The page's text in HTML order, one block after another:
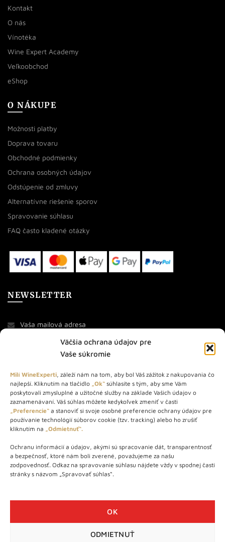
Väčšia ochrana údajov pre
Vaše súkromie
Milí WineExperti, záleží nám na tom, aby bol Váš zážitok z nakupovania čo
najlepší. Kliknutím na tlačidlo „Ok“ súhlasíte s tým, aby sme Vám
poskytovali zmysluplné a užitočné služby na základe Vašich údajov o
zaznamenávaní. Váš súhlas môžete kedykoľvek zmeniť v časti
„Preferencie“ a stanoviť si svoje osobné preferencie ochrany údajov pre
používanie technológií súborov cookie (tzv. tracking) alebo ho zrušiť
kliknutím na „Odmietnuť“.
Ochranu informácií a údajov, akými sú spracovanie dát, transparentnosť
a bezpečnosť, ktoré nám boli zverené, považujeme za našu
zodpovednosť. Odkaz na spravovanie súhlasu nájdete vždy v spodnej časti
stránky s názvom „Spravovať súhlas“.
OK
ODMIETNUŤ
Kontakt
O nás
Vínotéka
Wine Expert Academy
Veľkoobchod
eShop
O NÁKUPE
Možnosti platby
Doprava tovaru
Obchodné podmienky
Ochrana osobných údajov
Odstúpenie od zmluvy
Alternatívne riešenie sporov
Spravovanie súhlasu
FAQ často kladené otázky
NEWSLETTER
O NÁS
STORE – obchod s vínom a destilátmi od roku 2010. Na našej
webovej stránke predávame viac ako 1000+ značkových
produktov.
Info tel.: +421 917 779 888
Vínotéka: +421 917 888 879
Vínotéka: Bratislavská 49/B, Bratislava 841 06